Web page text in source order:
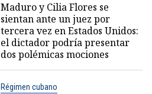
Maduro y Cilia Flores se
sientan ante un juez por
tercera vez en Estados Unidos:
el dictador podría presentar
dos polémicas mociones
Régimen cubano